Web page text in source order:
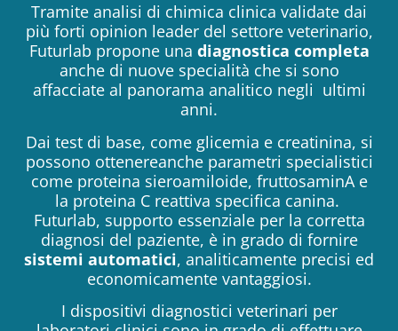
Tramite analisi di chimica clinica validate dai
più forti opinion leader del settore veterinario,
Futurlab propone una diagnostica completa
anche di nuove specialità che si sono
affacciate al panorama analitico negli ultimi
anni.
Dai test di base, come glicemia e creatinina, si
possono ottenereanche parametri specialistici
come proteina sieroamiloide, fruttosaminA e
la proteina C reattiva specifica canina.
Futurlab, supporto essenziale per la corretta
diagnosi del paziente, è in grado di fornire
sistemi automatici, analiticamente precisi ed
economicamente vantaggiosi.
I dispositivi diagnostici veterinari per